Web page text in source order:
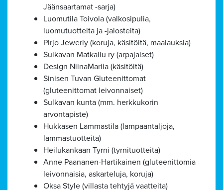
Jäänsaartamat -sarja)
Luomutila Toivola (valkosipulia,
luomutuotteita ja -jalosteita)
Pirjo Jewerly (koruja, käsitöitä, maalauksia)
Sulkavan Matkailu ry (arpajaiset)
Design NiinaMariia (käsitöitä)
Sinisen Tuvan Gluteenittomat
(gluteenittomat leivonnaiset)
Sulkavan kunta (mm. herkkukorin
arvontapiste)
Hukkasen Lammastila (lampaantaljoja,
lammastuotteita)
Heilukankaan Tyrni (tyrnituotteita)
Anne Paananen-Hartikainen (gluteenittomia
leivonnaisia, askarteluja, koruja)
Oksa Style (villasta tehtyjä vaatteita)